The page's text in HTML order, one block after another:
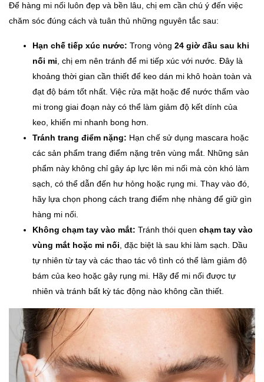
Để hàng mi nối luôn đẹp và bền lâu, chị em cần chú ý đến việc
chăm sóc đúng cách và tuân thủ những nguyên tắc sau:
Hạn chế tiếp xúc nước: Trong vòng 24 giờ đầu sau khi
nối mi , chị em nên tránh để mi tiếp xúc với nước. Đây là
khoảng thời gian cần thiết để keo dán mi khô hoàn toàn và
đạt độ bám tốt nhất. Việc rửa mặt hoặc để nước thấm vào
mi trong giai đoạn này có thể làm giảm độ kết dính của
keo, khiến mi nhanh bong hơn.
Tránh trang điểm nặng: Hạn chế sử dụng mascara hoặc
các sản phẩm trang điểm nặng trên vùng mắt. Những sản
phẩm này không chỉ gây áp lực lên mi nối mà còn khó làm
sạch, có thể dẫn đến hư hỏng hoặc rụng mi. Thay vào đó,
hãy lựa chọn phong cách trang điểm nhẹ nhàng để giữ gìn
hàng mi nối.
Không chạm tay vào mắt: Tránh thói quen chạm tay vào
vùng mắt hoặc mi nối , đặc biệt là sau khi làm sạch. Dầu
tự nhiên từ tay và các thao tác vô tình có thể làm giảm độ
bám của keo hoặc gây rụng mi. Hãy để mi nối được tự
nhiên và tránh bất kỳ tác động nào không cần thiết.